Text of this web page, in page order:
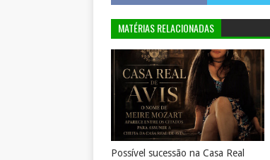
MATÉRIAS RELACIONADAS
Possível sucessão na Casa Real